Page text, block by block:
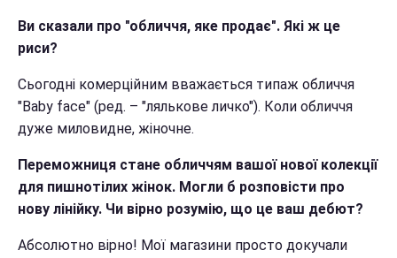
Ви сказали про "обличчя, яке продає". Які ж це
риси?
Сьогодні комерційним вважається типаж обличчя
"Baby face" (ред. – "лялькове личко"). Коли обличчя
дуже миловидне, жіночне.
Переможниця стане обличчям вашої нової колекції
для пишнотілих жінок. Могли б розповісти про
нову лінійку. Чи вірно розумію, що це ваш дебют?
Абсолютно вірно! Мої магазини просто докучали